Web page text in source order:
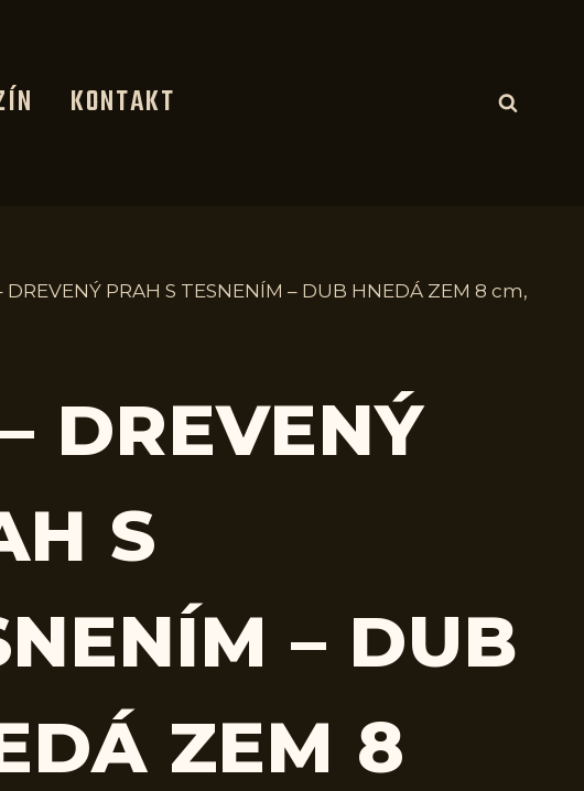
KONTAKT
DREVENÝ PRAH S TESNENÍM – DUB HNEDÁ ZEM 8 cm,
DREVENÝ
S
– DUB
ZEM 8